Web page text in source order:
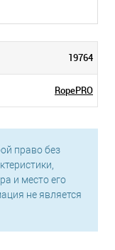
19764
RopePRO
право без
и место его
не является